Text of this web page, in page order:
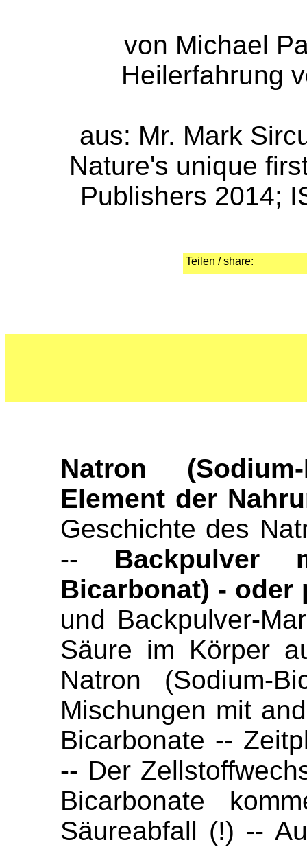
von Michael
Heilerfahrung
aus: Mr. Mark
Nature's unique
Publishers 2014;
Teilen / share:
Natron
Element der
Geschichte des
-- Backpulver
Bicarbonat) - oder
und Backpulver-
Säure im Körper
Natron (Sodium-
Mischungen mit
Bicarbonate --
-- Der
Bicarbonate
Säureabfall (!) --